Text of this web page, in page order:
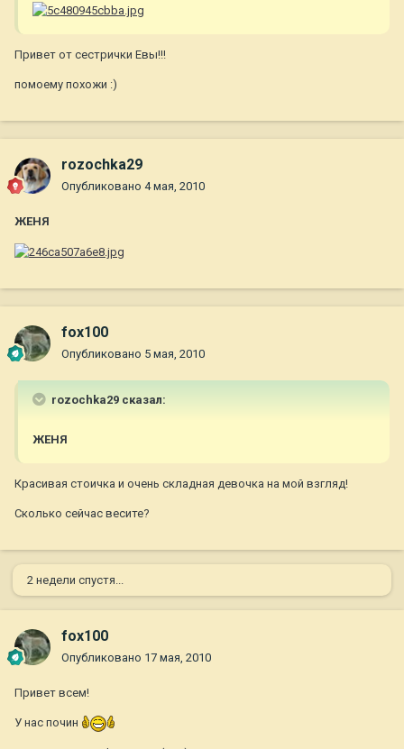
Привет от сестрички Евы!!!
помоему похожи :)
rozochka29
Опубликовано 4 мая, 2010
ЖЕНЯ
fox100
Опубликовано 5 мая, 2010
rozochka29 сказал:
ЖЕНЯ
Красивая стоичка и очень складная девочка на мой взгляд!
Сколько сейчас весите?
2 недели спустя...
fox100
Опубликовано 17 мая, 2010
Привет всем!
У нас почин